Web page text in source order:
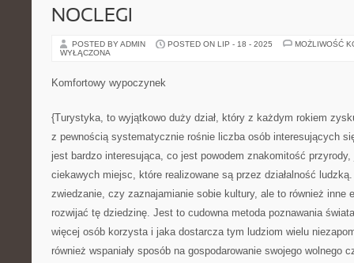
NOCLEGI
POSTED BY ADMIN POSTED ON LIP - 18 - 2025
MOŻLIWOŚĆ
WYŁĄCZONA
Komfortowy wypoczynek
{Turystyka, to wyjątkowo duży dział, który z każdym rokiem
z pewnością systematycznie rośnie liczba osób interesujących
jest bardzo interesująca, co jest powodem znakomitość
ciekawych miejsc, które realizowane są przez działalność
zwiedzanie, czy zaznajamianie sobie kultury, ale to również inne
rozwijać tę dziedzinę. Jest to cudowna metoda poznawania
więcej osób korzysta i jaka dostarcza tym ludziom wielu
również wspaniały sposób na gospodarowanie swojego wolnego